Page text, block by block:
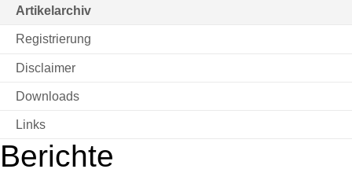
Artikelarchiv
Registrierung
Disclaimer
Downloads
Links
Berichte